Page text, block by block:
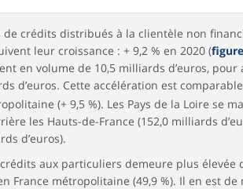
de crédits distribués à la clientèle non
leur croissance : + 9,2 % en 2020 (
en volume de 10,5 milliards d’euros,
d’euros. Cette accélération est
(+ 9,5 %). Les Pays de la Loire se
les Hauts-de-France (152,0 milliards
d’euros).
aux particuliers demeure plus élevée
France métropolitaine (49,9 %). Il en est